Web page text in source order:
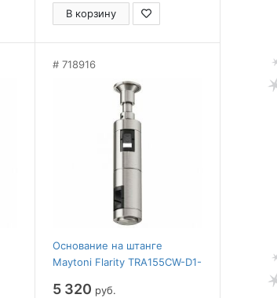
В корзину
718916
Основание на штанге
Maytoni Flarity TRA155CW-D1-
5 320 руб.